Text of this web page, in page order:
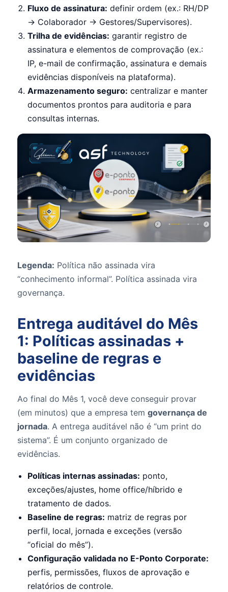
Fluxo de assinatura: definir ordem (ex.: RH/DP
→ Colaborador → Gestores/Supervisores).
Trilha de evidências: garantir registro de
assinatura e elementos de comprovação (ex.:
IP, e-mail de confirmação, assinatura e demais
evidências disponíveis na plataforma).
Armazenamento seguro: centralizar e manter
documentos prontos para auditoria e para
consultas internas.
Legenda: Política não assinada vira
“conhecimento informal”. Política assinada vira
governança.
Entrega auditável do Mês
1: Políticas assinadas +
baseline de regras e
evidências
Ao final do Mês 1, você deve conseguir provar
(em minutos) que a empresa tem governança de
jornada. A entrega auditável não é “um print do
sistema”. É um conjunto organizado de
evidências.
Políticas internas assinadas: ponto,
exceções/ajustes, home office/híbrido e
tratamento de dados.
Baseline de regras: matriz de regras por
perfil, local, jornada e exceções (versão
“oficial do mês”).
Configuração validada no E-Ponto Corporate:
perfis, permissões, fluxos de aprovação e
relatórios de controle.